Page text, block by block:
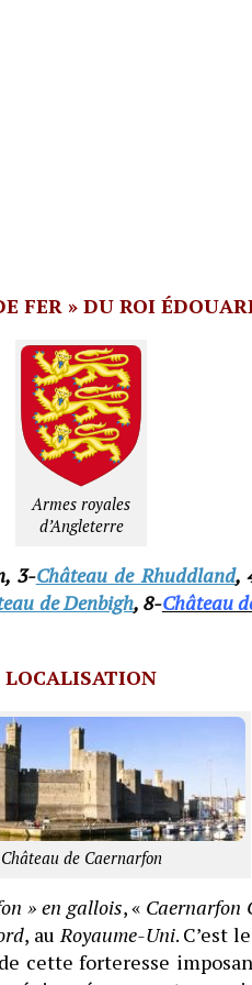
FER » DU ROI
Armes royales
d’Angleterre
3-Château de Rhuddland,
de Denbigh, 8-Château
LOCALISATION
Château de Caernarfon
» en gallois, « Caernarfon
, auRoyaume-Uni. C’est
cette forteresse